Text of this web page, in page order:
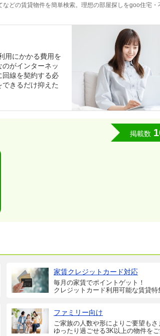
どの賃貸物件を簡単検索。理想の部屋探しをgoo住宅・
用にかかる費用を
がインターネッ
回線を契約する必
きるだけ抑えた
掲載数
家賃クレジットカード対応
毎月の家賃でポイントゲット！
クレジットカード利用可能な賃貸特
ファミリー向け
ご家族の人数や形によりご要望もさ
ゆったり過ごせる3K以上の物件を